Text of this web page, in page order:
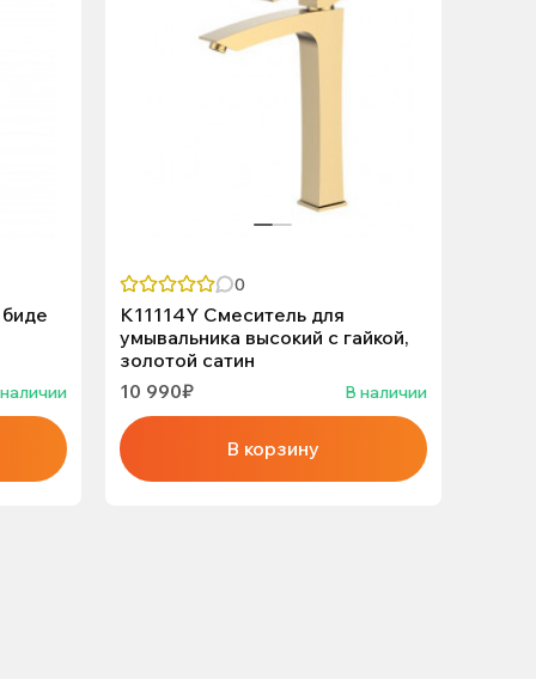
0
K11114Y Смеситель для
умывальника высокий с гайкой,
золотой сатин
10 990₽
В наличии
В корзину